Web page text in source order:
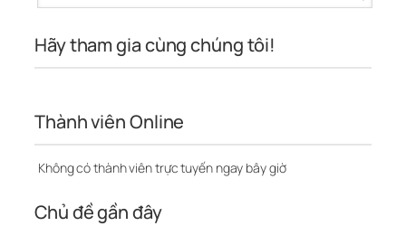
Hãy tham gia cùng chúng tôi!
Thành viên Online
Không có thành viên trực tuyến ngay bây giờ
Chủ đề gần đây